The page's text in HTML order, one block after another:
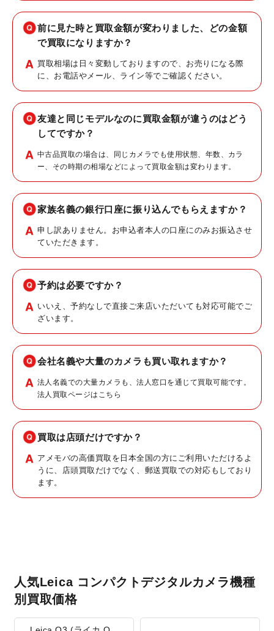
前に見た時と買取金額が変わりました、どの金額
で買取になりますか？
買取相場は日々変動しておりますので、お売りになる際
に、お電話やメール、ライン等でご確認ください。
友達と同じモデルなのに買取金額が違うのはどう
してですか？
中古品買取の場合は、同じカメラでも使用状態、年数、カラ
ー、その時期の相場などによって買取金額は変わります。
家族名義の銀行口座に振り込んでもらえますか？
申し訳ありません。お申込者本人の口座にのみお振込させ
ていただきます。
予約は必要ですか？
いいえ、予約なしで直接ご来店いただいても対応可能でご
ざいます。
会社名義や大量のカメラも買い取れますか？
法人名義での大量カメラも、法人窓口を通じて買取可能です。
法人買取ページはこちら
買取は店頭だけですか？
アメモバの高価買取を日本全国の方にご利用いただけるよ
うに、店頭買取だけでなく、郵送買取での対応もしており
ます。
人気Leica コンパクトデジタルカメラ機種
別買取価格